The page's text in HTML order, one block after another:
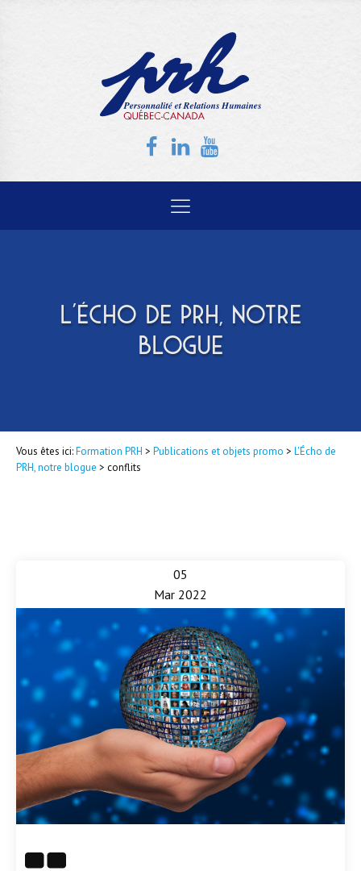
L'ÉCHO DE PRH, NOTRE
BLOGUE
Vous êtes ici:Formation PRH > Publications et objets promo > L'Écho de
PRH, notre blogue > conflits
05
Mar 2022